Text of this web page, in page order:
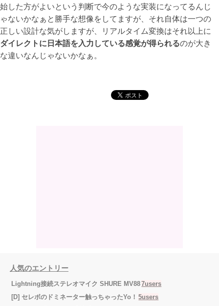
人気のエントリー
Lightning接続ステレオマイク SHURE MV887users
[D] セレボのドミネーター触っちゃったYo！ 5users
始した方がよいという判断で今のような実装になってるんじ
ゃないかなぁと勝手な想像をしてますが、それ自体は一つの
正しい設計な気がしますが、リアルタイム変換はそれ以上に
ダイレクトに日本語を入力している感覚が得られるのが大き
な違いなんじゃないかなぁ。